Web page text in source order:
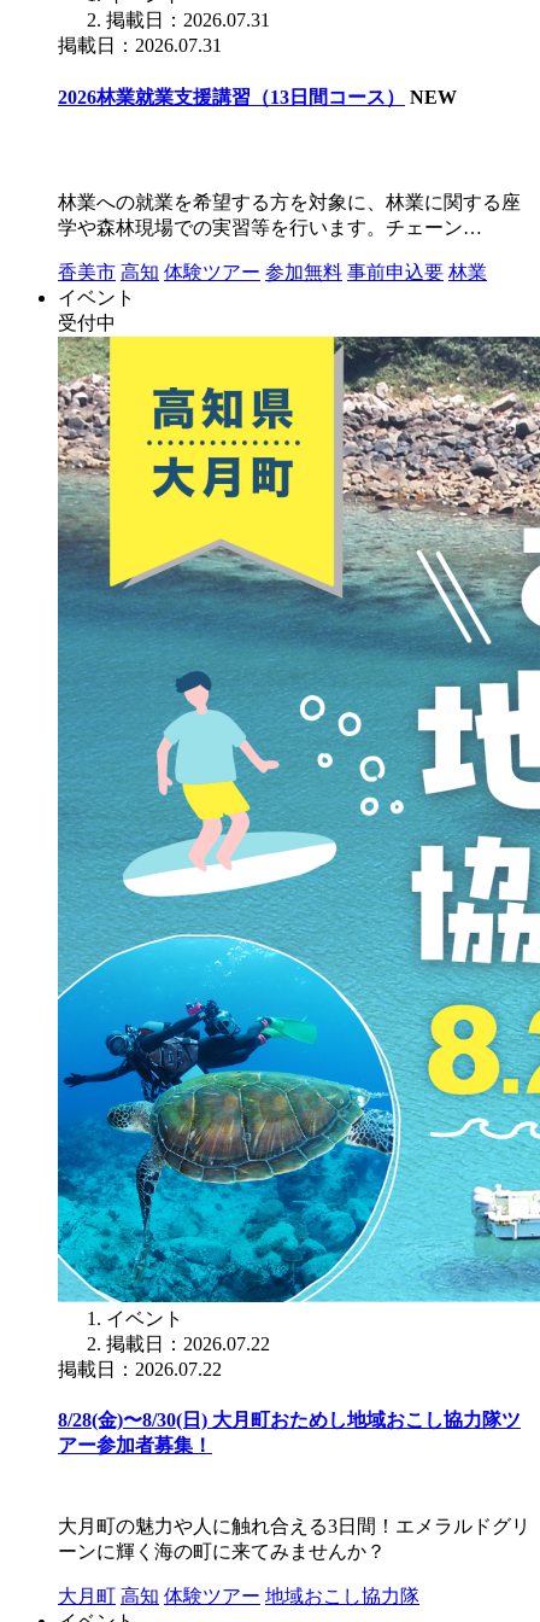
掲載日：2026.07.31
掲載日：2026.07.31
2026林業就業支援講習（13日間コース） NEW
林業への就業を希望する方を対象に、林業に関する座
学や森林現場での実習等を行います。チェーン…
香美市 高知 体験ツアー 参加無料 事前申込要 林業
イベント
受付中
イベント
掲載日：2026.07.22
掲載日：2026.07.22
8/28(金)〜8/30(日) 大月町おためし地域おこし協力隊ツ
アー参加者募集！
大月町の魅力や人に触れ合える3日間！エメラルドグリ
ーンに輝く海の町に来てみませんか？
大月町 高知 体験ツアー 地域おこし協力隊